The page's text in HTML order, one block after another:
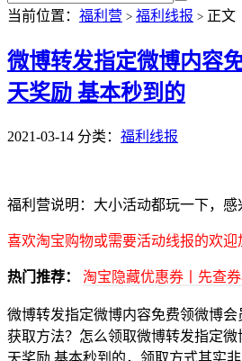
当前位置： 福利营 > 福利线报 > 正文
微博转发指定微博内容
天奖励 基本秒到的
2021-03-14 分类： 福利线报
福利营说明：大小活动都玩一下，感
喜欢淘宝购物或需要活动线报的欢迎
热门推荐： 淘宝隐藏优惠券丨先查
微博转发指定微博内容免费领微博
获取方法？怎么领取微博转发指定
天奖励 基本秒到的，领取方式其实